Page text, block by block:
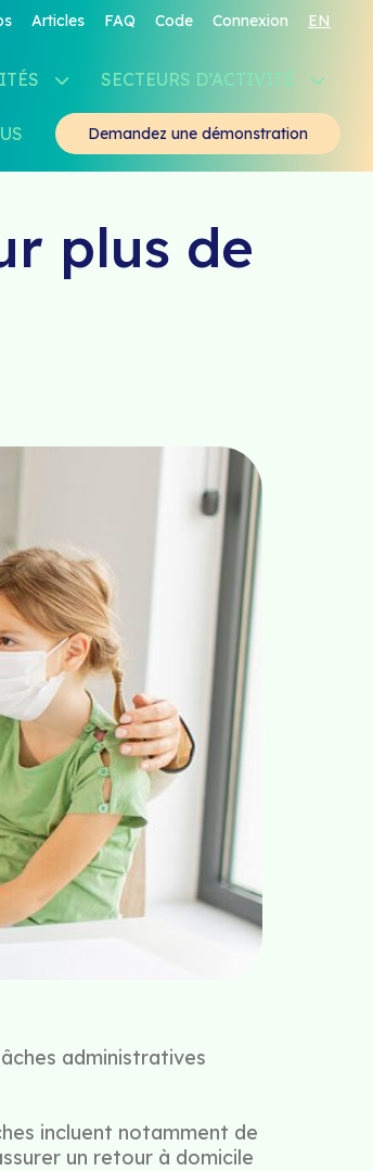
Articles FAQ Code Connexion EN
SECTEURS D’ACTIVITÉ
Demandez une démonstration
plus de
administratives
incluent notamment de
un retour à domicile